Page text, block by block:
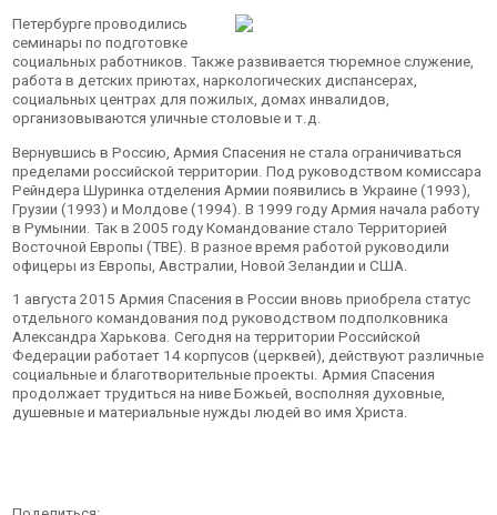
Петербурге проводились
семинары по подготовке
социальных работников. Также развивается тюремное служение,
работа в детских приютах, наркологических диспансерах,
социальных центрах для пожилых, домах инвалидов,
организовываются уличные столовые и т.д.
Вернувшись в Россию, Армия Спасения не стала ограничиваться
пределами российской территории. Под руководством комиссара
Рейндера Шуринка отделения Армии появились в Украине (1993),
Грузии (1993) и Молдове (1994). В 1999 году Армия начала работу
в Румынии. Так в 2005 году Командование стало Территорией
Восточной Европы (ТВЕ). В разное время работой руководили
офицеры из Европы, Австралии, Новой Зеландии и США.
1 августа 2015 Армия Спасения в России вновь приобрела статус
отдельного командования под руководством подполковника
Александра Харькова. Сегодня на территории Российской
Федерации работает 14 корпусов (церквей), действуют различные
социальные и благотворительные проекты. Армия Спасения
продолжает трудиться на ниве Божьей, восполняя духовные,
душевные и материальные нужды людей во имя Христа.